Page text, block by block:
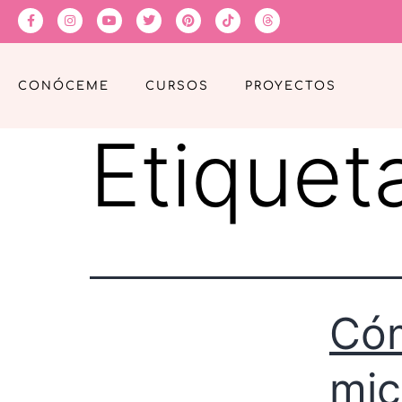
CONÓCEME CURSOS PROYECTOS